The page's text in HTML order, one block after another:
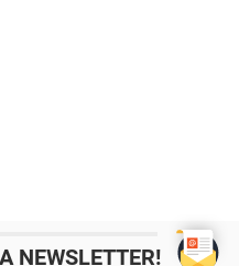
NEWSLETTER!